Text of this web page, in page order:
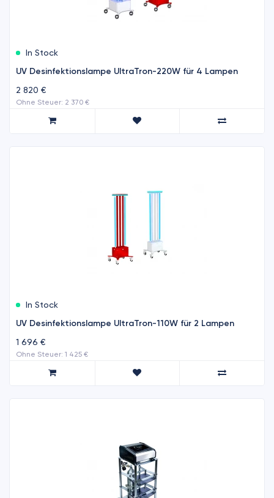
In Stock
UV Desinfektionslampe UltraTron-220W für 4 Lampen
2 820 €
Ohne Steuer: 2 370 €
In Stock
UV Desinfektionslampe UltraTron-110W für 2 Lampen
1 696 €
Ohne Steuer: 1 425 €